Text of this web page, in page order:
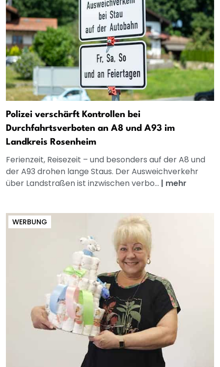
Polizei verschärft Kontrollen bei
Durchfahrtsverboten an A8 und A93 im
Landkreis Rosenheim
Ferienzeit, Reisezeit – und besonders auf der A8 und
der A93 drohen lange Staus. Der Ausweichverkehr
über Landstraßen ist inzwischen verbo... | mehr
WERBUNG